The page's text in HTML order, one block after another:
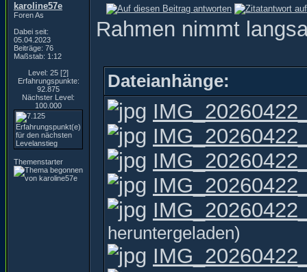
karoline57e
Foren As
Dabei seit:
05.04.2023
Beiträge: 76
Maßstab: 1:12
Level: 25 [?]
Erfahrungspunkte:
92.875
Nächster Level:
100.000
Themenstarter
Rahmen nimmt
Dateianhänge:
heruntergeladen)